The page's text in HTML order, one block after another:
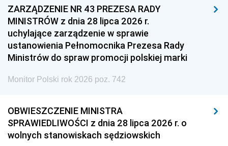
ZARZĄDZENIE NR 43 PREZESA RADY
MINISTRÓW z dnia 28 lipca 2026 r.
uchylające zarządzenie w sprawie
ustanowienia Pełnomocnika Prezesa Rady
Ministrów do spraw promocji polskiej marki
Monitor Polski rok 2026 poz. 742
OBWIESZCZENIE MINISTRA
SPRAWIEDLIWOŚCI z dnia 28 lipca 2026 r. o
wolnych stanowiskach sędziowskich